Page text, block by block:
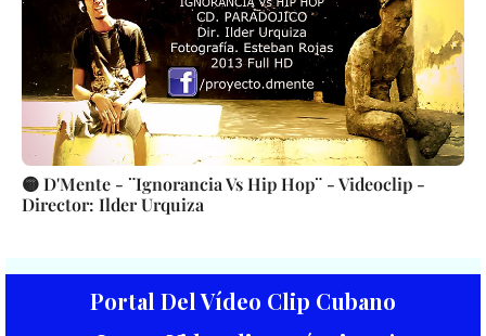
🟡 D'Mente - ¨Ignorancia Vs Hip Hop¨ - Videoclip -
Director: Ilder Urquiza
Portal Del Vídeo Clip Cubano